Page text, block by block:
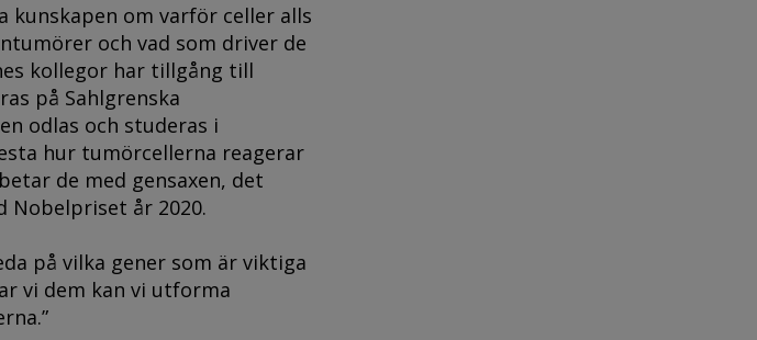
kunskapen om varför celler alls
och vad som driver de
kollegor har tillgång till
på Sahlgrenska
odlas och studeras i
hur tumörcellerna reagerar
de med gensaxen, det
Nobelpriset år 2020.
på vilka gener som är viktiga
vi dem kan vi utforma